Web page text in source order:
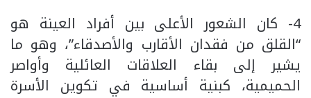
4- كان الشعور الأعلى بين أفراد العينة هو
“القلق من فقدان الأقارب والأصدقاء”، وهو ما
يشير إلى بقاء العلاقات العائلية وأواصر
الحميمية، كبنية أساسية في تكوين الأسرة